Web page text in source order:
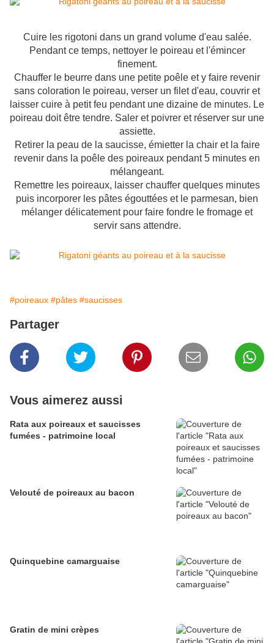
Cuire les rigotoni dans un grand volume d'eau salée.
Pendant ce temps, nettoyer le poireau et l'émincer
finement.
Chauffer le beurre dans une petite poêle et y faire revenir
sans coloration le poireau, verser un filet d'eau, couvrir et
laisser cuire à petit feu pendant une dizaine de minutes. Le
poireau doit être tendre. Saler et poivrer et réserver sur une
assiette.
Retirer la peau de la saucisse, émietter la chair et la faire
revenir dans la poêle des poireaux pendant 5 minutes en
mélangeant.
Remettre les poireaux, laisser chauffer quelques minutes
puis incorporer les pâtes égouttées et le parmesan, bien
mélanger délicatement pour faire fondre le fromage et
servir sans attendre.
#poireaux #pâtes #saucisses
Partager
Vous aimerez aussi
Rata aux poireaux et saucisses
fumées - patrimoine local
Velouté de poireaux au bacon
Quinquebine camarguaise
Gratin de mini crèpes